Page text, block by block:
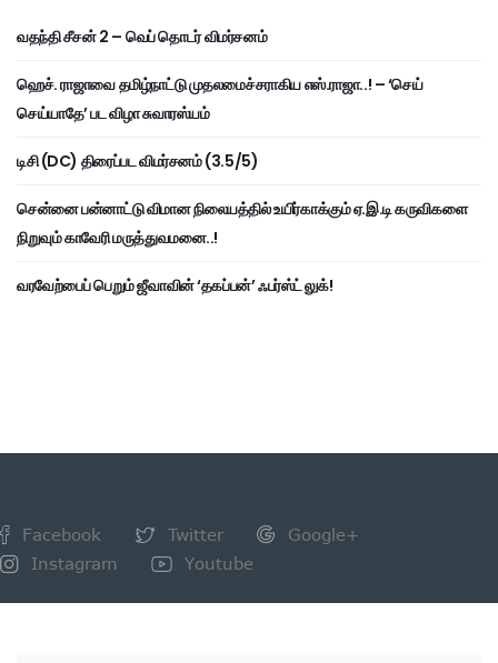
வதந்தி சீசன் 2 – வெப் தொடர் விமர்சனம்
ஹெச். ராஜாவை தமிழ்நாட்டு முதலமைச்சராகிய எஸ்.ராஜா..! – ‘செய்
செய்யாதே’ பட விழா சுவாரஸ்யம்
டிசி (DC) திரைப்பட விமர்சனம் (3.5/5)
சென்னை பன்னாட்டு விமான நிலையத்தில் உயிர்காக்கும் ஏ.இ.டி கருவிகளை
நிறுவும் காவேரி மருத்துவமனை..!
வரவேற்பைப் பெறும் ஜீவாவின் ‘தகப்பன்’ ஃபர்ஸ்ட் லுக்!
Facebook Twitter
Google+
Instagram
Youtube